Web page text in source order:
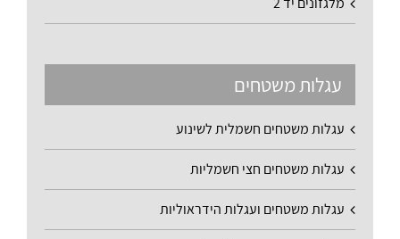
עגלות משטחים
עגלות משטחים חשמלית לשינוע
עגלות משטחים חצי חשמליות
עגלות משטחים ועגלות הידראוליות